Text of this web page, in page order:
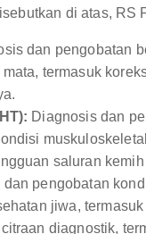
di atas, RS
dan pengobatan
mata, termasuk
Diagnosis dan
saluran
dan pengobatan
jiwa,
diagnostik,